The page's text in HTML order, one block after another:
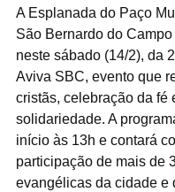
A Esplanada do Paço
São Bernardo do
neste sábado (14/2), da
Aviva SBC, evento que
cristãs, celebração da fé
solidariedade. A
início às 13h e contará
participação de mais de
evangélicas da cidade e